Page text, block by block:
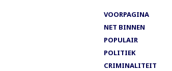
VOORPAGINA
NET BINNEN
POPULAIR
POLITIEK
CRIMINALITEIT